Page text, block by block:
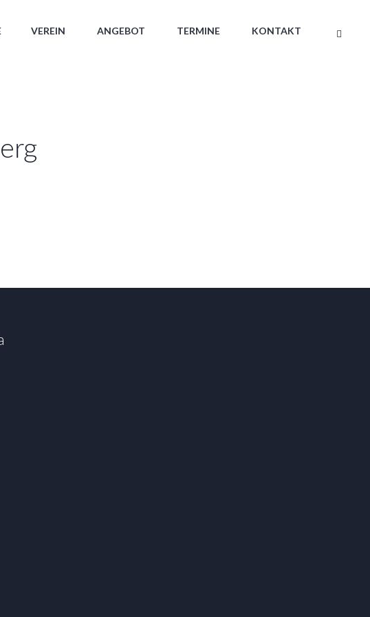
VEREIN ANGEBOT TERMINE KONTAKT